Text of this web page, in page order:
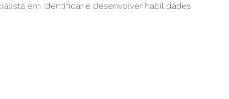
em identificar e desenvolver habilidades